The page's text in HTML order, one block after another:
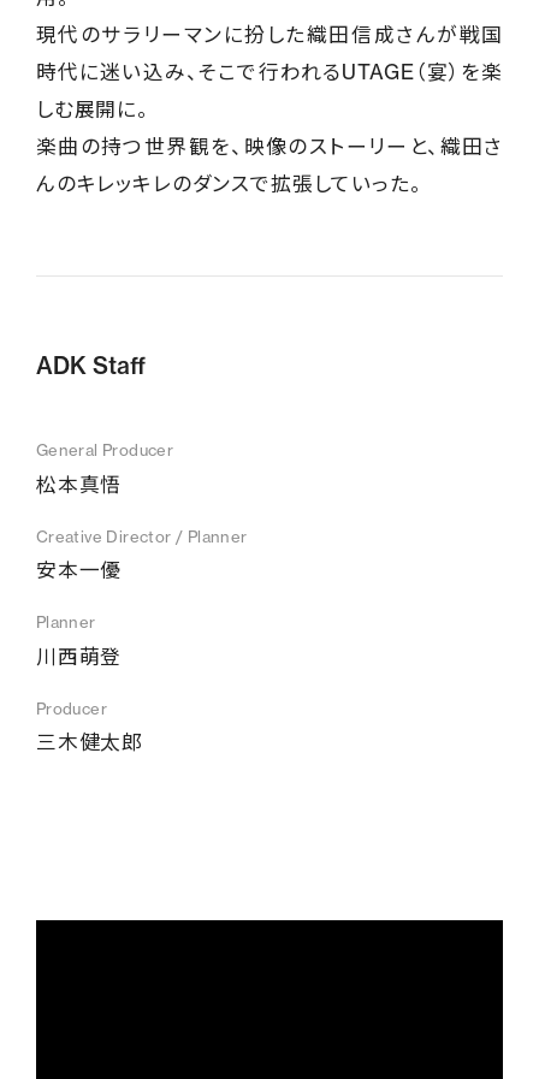
現代のサラリーマンに扮した織田信成さんが戦国
時代に迷い込み、そこで行われるUTAGE（宴）を楽
しむ展開に。
楽曲の持つ世界観を、映像のストーリーと、織田さ
んのキレッキレのダンスで拡張していった。
ADK Staff
General Producer
松本真悟
Creative Director / Planner
安本一優
Planner
川西萌登
Producer
三木健太郎